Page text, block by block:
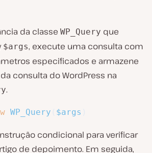
da classe WP_Query que
$args, execute uma consulta com
especificados e armazene
consulta do WordPress na
.
WP_Query $args
condicional para verificar
de depoimento. Em seguida,